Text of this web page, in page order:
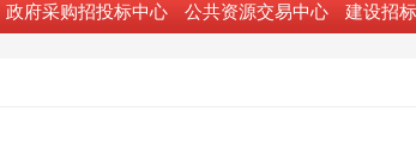
政府采购招投标中心 公共资源交易中心 建设招